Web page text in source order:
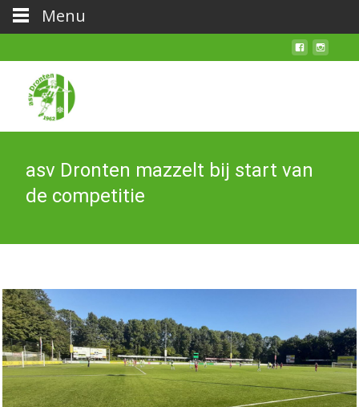
asv Dronten mazzelt bij start van
de competitie
Menu